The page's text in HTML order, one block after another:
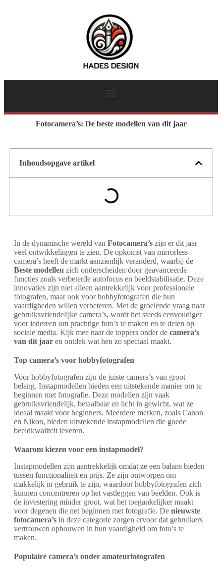
Fotocamera’s: De beste modellen van dit jaar
Inhoudsopgave artikel
In de dynamische wereld van Fotocamera’s zijn er dit jaar
veel ontwikkelingen te zien. De opkomst van mirrorless
camera’s heeft de markt aanzienlijk veranderd, waarbij de
Beste modellen zich onderscheiden door geavanceerde
functies zoals verbeterde autofocus en beeldstabilisatie. Deze
innovaties zijn niet alleen aantrekkelijk voor professionele
fotografen, maar ook voor hobbyfotografen die hun
vaardigheden willen verbeteren. Met de groeiende vraag naar
gebruiksvriendelijke camera’s, wordt het steeds eenvoudiger
voor iedereen om prachtige foto’s te maken en te delen op
sociale media. Kijk mee naar de toppers onder de camera’s
van dit jaar en ontdek wat hen zo speciaal maakt.
Top camera’s voor hobbyfotografen
Voor hobbyfotografen zijn de juiste camera’s van groot
belang. Instapmodellen bieden een uitstekende manier om te
beginnen met fotografie. Deze modellen zijn vaak
gebruiksvriendelijk, betaalbaar en licht in gewicht, wat ze
ideaal maakt voor beginners. Meerdere merken, zoals Canon
en Nikon, bieden uitstekende instapmodellen die goede
beeldkwaliteit leveren.
Waarom kiezen voor een instapmodel?
Instapmodellen zijn aantrekkelijk omdat ze een balans bieden
tussen functionaliteit en prijs. Ze zijn ontworpen om
makkelijk in gebruik te zijn, waardoor hobbyfotografen zich
kunnen concentreren op het vastleggen van beelden. Ook is
de investering minder groot, wat het toegankelijker maakt
voor degenen die net beginnen met fotografie. De nieuwste
fotocamera’s in deze categorie zorgen ervoor dat gebruikers
vertrouwen opbouwen in hun vaardigheid om foto’s te
maken.
Populaire camera’s onder amateurfotografen